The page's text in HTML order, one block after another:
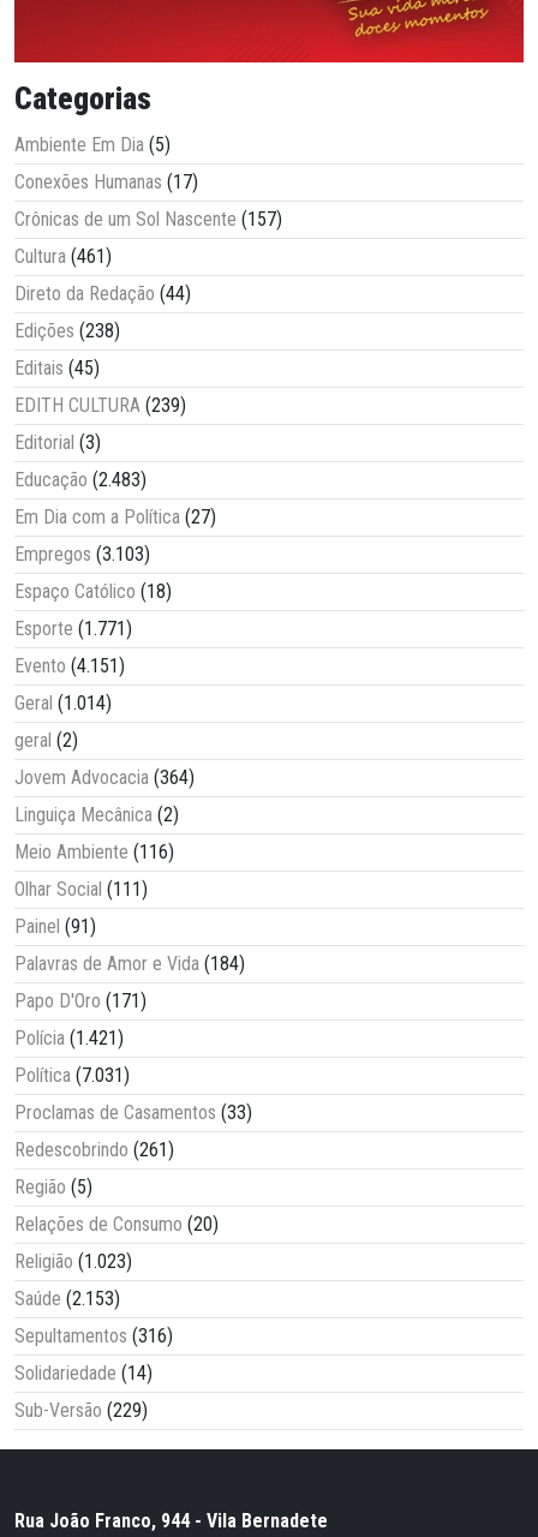
Categorias
Ambiente Em Dia (5)
Conexões Humanas (17)
Crônicas de um Sol Nascente (157)
Cultura (461)
Direto da Redação (44)
Edições (238)
Editais (45)
EDITH CULTURA (239)
Editorial (3)
Educação (2.483)
Em Dia com a Política (27)
Empregos (3.103)
Espaço Católico (18)
Esporte (1.771)
Evento (4.151)
Geral (1.014)
geral (2)
Jovem Advocacia (364)
Linguiça Mecânica (2)
Meio Ambiente (116)
Olhar Social (111)
Painel (91)
Palavras de Amor e Vida (184)
Papo D'Oro (171)
Polícia (1.421)
Política (7.031)
Proclamas de Casamentos (33)
Redescobrindo (261)
Região (5)
Relações de Consumo (20)
Religião (1.023)
Saúde (2.153)
Sepultamentos (316)
Solidariedade (14)
Sub-Versão (229)
Rua João Franco, 944 - Vila Bernadete